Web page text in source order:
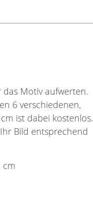
Motiv aufwerten.
6 verschiedenen,
ist dabei kostenlos.
Bild entsprechend
cm